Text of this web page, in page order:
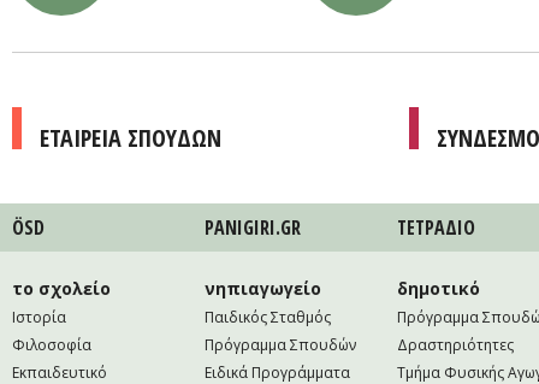
ΕΤΑΙΡΕΙΑ ΣΠΟΥΔΩΝ
ÖSD PANIGIRI.GR ΤΕΤΡAΔΙΟ
το σχολείο
Ιστορία
Φιλοσοφία
Εκπαιδευτικό
νηπιαγωγείο
Παιδικός Σταθμός
Πρόγραμμα Σπουδών
Ειδικά Προγράμματα
δημοτικό
Πρόγραμμα
Δραστηριότητες
Τμήμα Φυσικής